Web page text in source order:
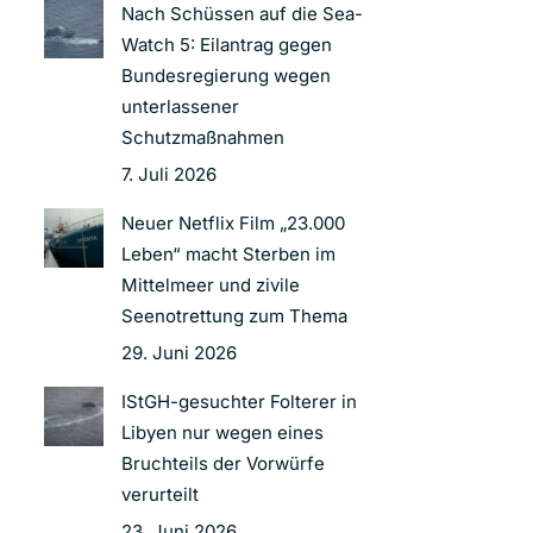
Nach Schüssen auf die Sea-
Watch 5: Eilantrag gegen
Bundesregierung wegen
unterlassener
Schutzmaßnahmen
7. Juli 2026
Neuer Netflix Film „23.000
Leben“ macht Sterben im
Mittelmeer und zivile
Seenotrettung zum Thema
29. Juni 2026
IStGH-gesuchter Folterer in
Libyen nur wegen eines
Bruchteils der Vorwürfe
verurteilt